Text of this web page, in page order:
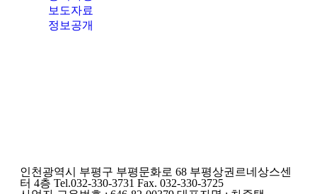
보도자료
정보공개
인천광역시 부평구 부평문화로 68 부평상권르네상스센
터 4층 Tel.032-330-3731 Fax. 032-330-3725